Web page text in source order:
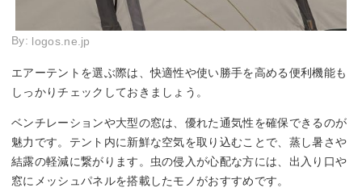
By: logos.ne.jp
エアーテントを選ぶ際は、快適性や使い勝手を高める便利機能も
しっかりチェックしておきましょう。
ベンチレーションや大型の窓は、優れた通気性を確保できるのが
魅力です。テント内に新鮮な空気を取り込むことで、蒸し暑さや
結露の軽減に繋がります。虫の侵入が心配な方には、出入り口や
窓にメッシュパネルを搭載したモノがおすすめです。